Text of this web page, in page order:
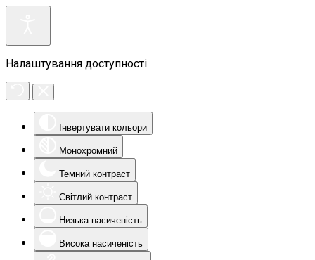
Налаштування доступності
Інвертувати кольори
Монохромний
Темний контраст
Світлий контраст
Низька насиченість
Висока насиченість